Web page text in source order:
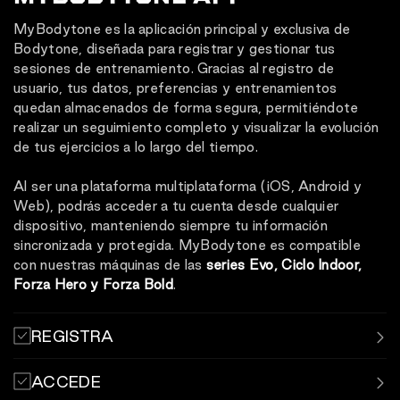
MyBodytone es la aplicación principal y exclusiva de
Bodytone, diseñada para registrar y gestionar tus
sesiones de entrenamiento. Gracias al registro de
usuario, tus datos, preferencias y entrenamientos
quedan almacenados de forma segura, permitiéndote
realizar un seguimiento completo y visualizar la evolución
de tus ejercicios a lo largo del tiempo.
Al ser una plataforma multiplataforma (iOS, Android y
Web), podrás acceder a tu cuenta desde cualquier
dispositivo, manteniendo siempre tu información
sincronizada y protegida. MyBodytone es compatible
con nuestras máquinas de las series Evo, Ciclo Indoor,
Forza Hero y Forza Bold.
REGISTRA
mediante la aplicación MyBodytone.
ACCEDE